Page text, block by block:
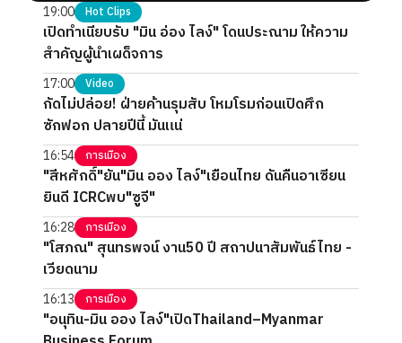
19:00 Hot Clips
เปิดทำเนียบรับ "มิน อ่อง ไลง์" โดนประณาม ให้ความ
สำคัญผู้นำเผด็จการ
17:00 Video
กัดไม่ปล่อย! ฝ่ายค้านรุมสับ โหมโรมก่อนเปิดศึก
ซักฟอก ปลายปีนี้ มันแน่
16:54 การเมือง
"สีหศักดิ์"ยัน"มิน ออง ไลง์"เยือนไทย ดันคืนอาเซียน
ยินดี ICRCพบ"ซูจี"
16:28 การเมือง
"โสภณ" สุนทรพจน์ งาน50 ปี สถาปนาสัมพันธ์ไทย -
เวียดนาม
16:13 การเมือง
"อนุทิน-มิน ออง ไลง์"เปิดThailand–Myanmar